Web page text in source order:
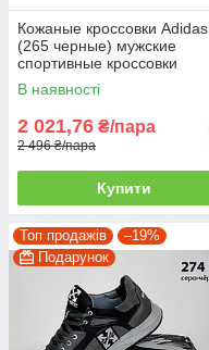
Кожаные кроссовки Adidas
(265 черные) мужские
спортивные кроссовки
шкіряні чоловічі 39
В наявності
2 021,76 ₴/пара
2 496 ₴/пара
Купити
Топ продажів
–19%
Подарунок